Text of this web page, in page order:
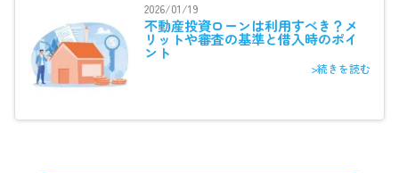
2026/01/19
不動産投資ローンは利用すべき？メ
リットや審査の基準と借入時のポイ
ント
>続きを読む